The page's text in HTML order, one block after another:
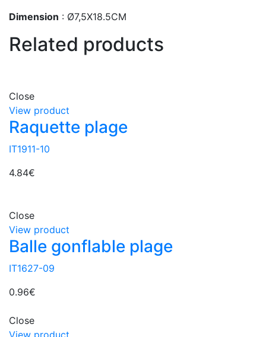
Dimension : Ø7,5X18.5CM
Related products
Close
View product
Raquette plage
IT1911-10
4.84€
Close
View product
Balle gonflable plage
IT1627-09
0.96€
Close